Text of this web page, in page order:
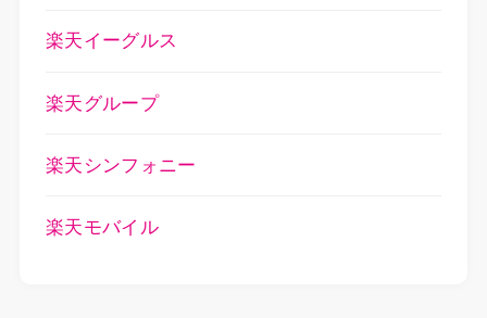
楽天イーグルス
楽天グループ
楽天シンフォニー
楽天モバイル